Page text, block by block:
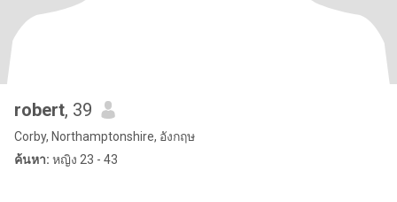
robert, 39
Corby, Northamptonshire, อังกฤษ
ค้นหา: หญิง 23 - 43